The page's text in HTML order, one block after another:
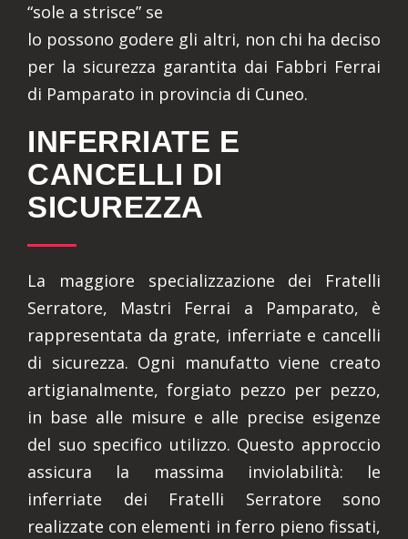
“sole a strisce” se
lo possono godere gli altri, non chi ha deciso
per la sicurezza garantita dai Fabbri Ferrai
di Pamparato in provincia di Cuneo.
INFERRIATE E
CANCELLI DI
SICUREZZA
La maggiore specializzazione dei Fratelli
Serratore, Mastri Ferrai a Pamparato, è
rappresentata da grate, inferriate e cancelli
di sicurezza. Ogni manufatto viene creato
artigianalmente, forgiato pezzo per pezzo,
in base alle misure e alle precise esigenze
del suo specifico utilizzo. Questo approccio
assicura la massima inviolabilità: le
inferriate dei Fratelli Serratore sono
realizzate con elementi in ferro pieno fissati,